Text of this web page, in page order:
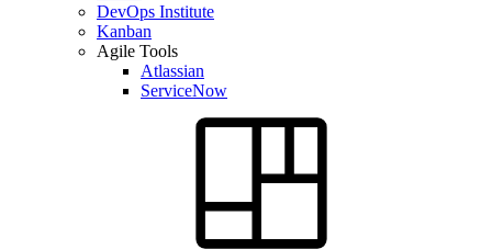
DevOps Institute
Kanban
Agile Tools
Atlassian
ServiceNow